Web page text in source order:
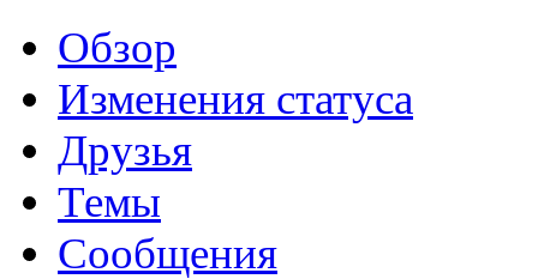
Обзор
Изменения статуса
Друзья
Темы
Сообщения